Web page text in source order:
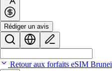
Rédiger un avis
Retour aux forfaits eSIM Brunei